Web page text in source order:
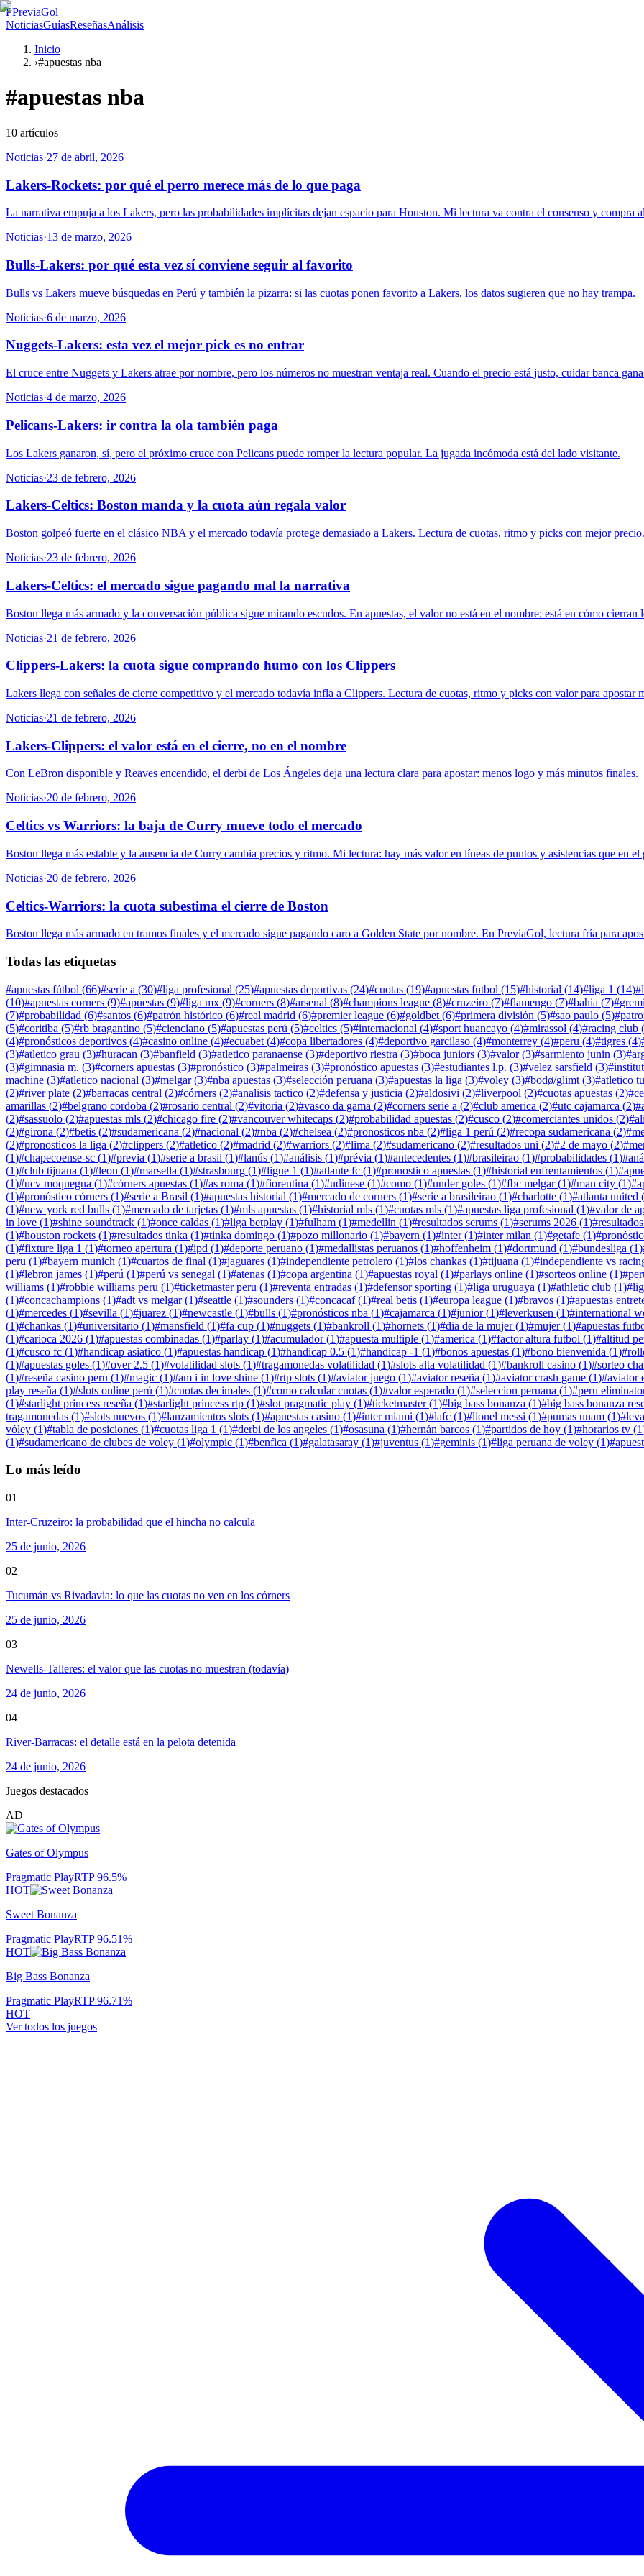
PPreviaGol
NoticiasGuíasReseñasAnálisis
Inicio
›#apuestas nba
#apuestas nba
10 artículos
Noticias·27 de abril, 2026
Lakers-Rockets: por qué el perro merece más de lo que paga
La narrativa empuja a los Lakers, pero las probabilidades implícitas dejan espacio para Houston. Mi lectura va contra el consenso y compra
Noticias·13 de marzo, 2026
Bulls-Lakers: por qué esta vez sí conviene seguir al favorito
Bulls vs Lakers mueve búsquedas en Perú y también la pizarra: si las cuotas ponen favorito a Lakers, los datos sugieren que no hay trampa.
Noticias·6 de marzo, 2026
Nuggets-Lakers: esta vez el mejor pick es no entrar
El cruce entre Nuggets y Lakers atrae por nombre, pero los números no muestran ventaja real. Cuando el precio está justo, cuidar banca
Noticias·4 de marzo, 2026
Pelicans-Lakers: ir contra la ola también paga
Los Lakers ganaron, sí, pero el próximo cruce con Pelicans puede romper la lectura popular. La jugada incómoda está del lado visitante.
Noticias·23 de febrero, 2026
Lakers-Celtics: Boston manda y la cuota aún regala valor
Boston golpeó fuerte en el clásico NBA y el mercado todavía protege demasiado a Lakers. Lectura de cuotas, ritmo y picks con mejor precio.
Noticias·23 de febrero, 2026
Lakers-Celtics: el mercado sigue pagando mal la narrativa
Boston llega más armado y la conversación pública sigue mirando escudos. En apuestas, el valor no está en el nombre: está en cómo cierran
Noticias·21 de febrero, 2026
Clippers-Lakers: la cuota sigue comprando humo con los Clippers
Lakers llega con señales de cierre competitivo y el mercado todavía infla a Clippers. Lectura de cuotas, ritmo y picks con valor para apostar
Noticias·21 de febrero, 2026
Lakers-Clippers: el valor está en el cierre, no en el nombre
Con LeBron disponible y Reaves encendido, el derbi de Los Ángeles deja una lectura clara para apostar: menos logo y más minutos finales.
Noticias·20 de febrero, 2026
Celtics vs Warriors: la baja de Curry mueve todo el mercado
Boston llega más estable y la ausencia de Curry cambia precios y ritmo. Mi lectura: hay más valor en líneas de puntos y asistencias que en el
Noticias·20 de febrero, 2026
Celtics-Warriors: la cuota subestima el cierre de Boston
Boston llega más armado en tramos finales y el mercado sigue pagando caro a Golden State por nombre. En PreviaGol, lectura fría para
Todas las etiquetas
#apuestas fútbol (66)#serie a (30)#liga profesional (25)#apuestas deportivas (24)#cuotas (19)#apuestas futbol (15)#historial (14)#liga 1 (14)#
(10)#apuestas corners (9)#apuestas (9)#liga mx (9)#corners (8)#arsenal (8)#champions league (8)#cruzeiro (7)#flamengo (7)#bahia (7)#
(7)#probabilidad (6)#santos (6)#patrón histórico (6)#real madrid (6)#premier league (6)#goldbet (6)#primera división (5)#sao paulo (5)#
(5)#coritiba (5)#rb bragantino (5)#cienciano (5)#apuestas perú (5)#celtics (5)#internacional (4)#sport huancayo (4)#mirassol (4)#racing club (
(4)#pronósticos deportivos (4)#casino online (4)#ecuabet (4)#copa libertadores (4)#deportivo garcilaso (4)#monterrey (4)#peru (4)#tigres (4)
(3)#atletico grau (3)#huracan (3)#banfield (3)#atletico paranaense (3)#deportivo riestra (3)#boca juniors (3)#valor(3)#sarmiento junin (3)#
(3)#gimnasia m. (3)#corners apuestas (3)#pronóstico (3)#palmeiras (3)#pronóstico apuestas (3)#estudiantes l.p. (3)#velez sarsfield (3)#
machine (3)#atletico nacional (3)#melgar(3)#nba apuestas (3)#selección peruana (3)#apuestas la liga (3)#voley (3)#bodø/glimt (3)#atletico
(2)#river plate (2)#barracas central (2)#córners (2)#analisis tactico (2)#defensa y justicia (2)#aldosivi (2)#liverpool (2)#cuotas apuestas (2)#
amarillas (2)#belgrano cordoba (2)#rosario central (2)#vitoria (2)#vasco da gama (2)#corners serie a (2)#club america (2)#utc cajamarca (2)#
(2)#sassuolo (2)#apuestas mls (2)#chicago fire (2)#vancouver whitecaps (2)#probabilidad apuestas (2)#cusco (2)#comerciantes unidos (2)#
(2)#girona (2)#betis (2)#sudamericana (2)#nacional (2)#nba (2)#chelsea (2)#pronosticos nba (2)#liga 1 perú (2)#recopa sudamericana (2)#
(2)#pronosticos la liga (2)#clippers (2)#atletico (2)#madrid (2)#warriors (2)#lima (2)#sudamericano (2)#resultados uni (2)#2 de mayo (2)#
(1)#chapecoense-sc (1)#previa (1)#serie a brasil (1)#lanús (1)#análisis (1)#prévia (1)#antecedentes (1)#brasileirao (1)#probabilidades (1)#
(1)#club tijuana (1)#leon (1)#marsella (1)#strasbourg (1)#ligue 1 (1)#atlante fc (1)#pronostico apuestas (1)#historial enfrentamientos (1)#
(1)#ucv moquegua (1)#córners apuestas (1)#as roma (1)#fiorentina (1)#udinese (1)#como (1)#under goles (1)#fbc melgar(1)#man city (1)#
(1)#pronóstico córners (1)#serie a Brasil (1)#apuestas historial (1)#mercado de corners (1)#serie a brasileirao (1)#charlotte (1)#atlanta united (
(1)#new york red bulls (1)#mercado de tarjetas (1)#mls apuestas (1)#historial mls (1)#cuotas mls (1)#apuestas liga profesional (1)#valor de
in love (1)#shine soundtrack (1)#once caldas (1)#liga betplay (1)#fulham (1)#medellin (1)#resultados serums (1)#serums 2026 (1)#
(1)#houston rockets (1)#resultados tinka (1)#tinka domingo (1)#pozo millonario (1)#bayern (1)#inter(1)#inter milan (1)#getafe (1)#
(1)#fixture liga 1 (1)#torneo apertura (1)#ipd (1)#deporte peruano (1)#medallistas peruanos (1)#hoffenheim (1)#dortmund (1)#bundesliga (1)
peru (1)#bayern munich (1)#cuartos de final (1)#jaguares (1)#independiente petrolero (1)#los chankas (1)#tijuana (1)#independiente vs
(1)#lebron james (1)#perú (1)#perú vs senegal (1)#atenas (1)#copa argentina (1)#apuestas royal (1)#parlays online (1)#sorteos online (1)#
williams (1)#robbie williams peru (1)#ticketmaster peru (1)#reventa entradas (1)#defensor sporting (1)#liga uruguaya (1)#athletic club (1)#
(1)#concachampions (1)#adt vs melgar(1)#seattle (1)#sounders (1)#concacaf(1)#real betis (1)#europa league (1)#bravos (1)#apuestas
(1)#mercedes (1)#sevilla (1)#juarez (1)#newcastle (1)#bulls (1)#pronósticos nba (1)#cajamarca (1)#junior(1)#leverkusen (1)#international
(1)#chankas (1)#universitario (1)#mansfield (1)#fa cup (1)#nuggets (1)#bankroll (1)#hornets (1)#dia de la mujer(1)#mujer(1)#apuestas
(1)#carioca 2026 (1)#apuestas combinadas (1)#parlay (1)#acumulador(1)#apuesta multiple (1)#america (1)#factor altura futbol (1)#altitud
(1)#cusco fc (1)#handicap asiatico (1)#apuestas handicap (1)#handicap 0.5 (1)#handicap -1 (1)#bonos apuestas (1)#bono bienvenida (1)#
(1)#apuestas goles (1)#over 2.5 (1)#volatilidad slots (1)#tragamonedas volatilidad (1)#slots alta volatilidad (1)#bankroll casino (1)#sorteo
(1)#reseña casino peru (1)#magic (1)#am i in love shine (1)#rtp slots (1)#aviator juego (1)#aviator reseña (1)#aviator crash game (1)#aviator
play reseña (1)#slots online perú (1)#cuotas decimales (1)#como calcular cuotas (1)#valor esperado (1)#seleccion peruana (1)#peru
(1)#starlight princess reseña (1)#starlight princess rtp (1)#slot pragmatic play (1)#ticketmaster(1)#big bass bonanza (1)#big bass bonanza
tragamonedas (1)#slots nuevos (1)#lanzamientos slots (1)#apuestas casino (1)#inter miami (1)#lafc (1)#lionel messi (1)#pumas unam (1)#
vóley (1)#tabla de posiciones (1)#cuotas liga 1 (1)#derbi de los angeles (1)#osasuna (1)#hernán barcos (1)#partidos de hoy (1)#horarios tv (1
(1)#sudamericano de clubes de voley (1)#olympic (1)#benfica (1)#galatasaray (1)#juventus (1)#geminis (1)#liga peruana de voley (1)#
Lo más leído
01
Inter-Cruzeiro: la probabilidad que el hincha no calcula
25 de junio, 2026
02
Tucumán vs Rivadavia: lo que las cuotas no ven en los córners
25 de junio, 2026
03
Newells-Talleres: el valor que las cuotas no muestran (todavía)
24 de junio, 2026
04
River-Barracas: el detalle está en la pelota detenida
24 de junio, 2026
Juegos destacados
AD
Gates of Olympus
Pragmatic PlayRTP96.5%
HOT
Sweet Bonanza
Pragmatic PlayRTP96.51%
HOT
Big Bass Bonanza
Pragmatic PlayRTP96.71%
HOT
Ver todos los juegos